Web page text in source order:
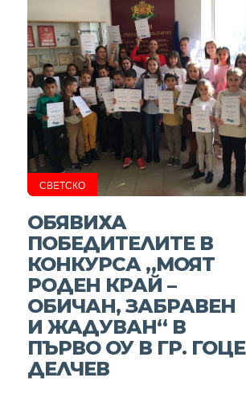
СВЕТСКО
ОБЯВИХА
ПОБЕДИТЕЛИТЕ В
КОНКУРСА „МОЯТ
РОДЕН КРАЙ –
ОБИЧАН, ЗАБРАВЕН
И ЖАДУВАН“ В
ПЪРВО ОУ В ГР. ГОЦЕ
ДЕЛЧЕВ